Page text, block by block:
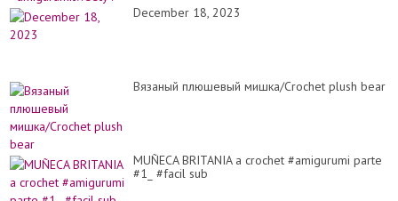
December 18, 2023
Вязаный плюшевый мишка/Crochet plush bear
MUÑECA BRITANIA a crochet #amigurumi parte
#1_ #facil sub